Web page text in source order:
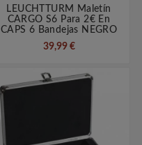
LEUCHTTURM Maletín
CARGO S6 Para 2€ En
CAPS 6 Bandejas NEGRO
39,99 €